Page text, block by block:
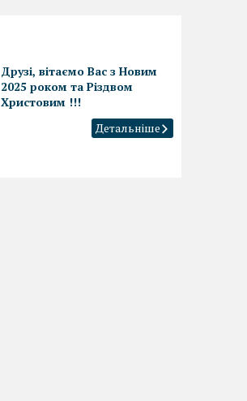
Друзі, вітаємо Вас з Новим
2025 роком та Різдвом
Христовим !!!